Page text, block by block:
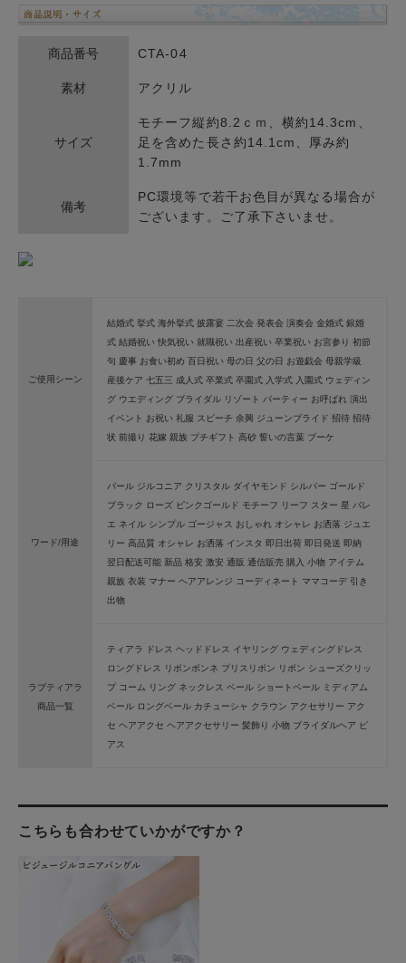
商品番号 CTA-04
素材 アクリル
サイズ
モチーフ縦約8.2ｃｍ、横約14.3cm、
足を含めた長さ約14.1cm、厚み約
1.7mm
備考
PC環境等で若干お色目が異なる場合が
ございます。ご了承下さいませ。
ご使用シーン
結婚式 挙式 海外挙式 披露宴 二次会 発表会 演奏会 金婚式 銀婚
式 結婚祝い 快気祝い 就職祝い 出産祝い 卒業祝い お宮参り 初節
句 慶事 お食い初め 百日祝い 母の日 父の日 お遊戯会 母親学級
産後ケア 七五三 成人式 卒業式 卒園式 入学式 入園式 ウェディン
グ ウエディング ブライダル リゾート パーティー お呼ばれ 演出
イベント お祝い 礼服 スピーチ 余興 ジューンブライド 招待 招待
状 前撮り 花嫁 親族 プチギフト 高砂 誓いの言葉 ブーケ
ワード/用途
パール ジルコニア クリスタル ダイヤモンド シルバー ゴールド
ブラック ローズ ピンクゴールド モチーフ リーフ スター 星 バレ
エ ネイル シンプル ゴージャス おしゃれ オシャレ お洒落 ジュエ
リー 高品質 オシャレ お洒落 インスタ 即日出荷 即日発送 即納
翌日配送可能 新品 格安 激安 通販 通信販売 購入 小物 アイテム
親族 衣装 マナー ヘアアレンジ コーディネート ママコーデ 引き
出物
ラブティアラ
商品一覧
ティアラ ドレス ヘッドドレス イヤリング ウェディングドレス
ロングドレス リボンボンネ プリスリボン リボン シューズクリッ
プ コーム リング ネックレス ベール ショートベール ミディアム
ベール ロングベール カチューシャ クラウン アクセサリー アク
セ ヘアアクセ ヘアアクセサリー 髪飾り 小物 ブライダルヘア ピ
アス
こちらも合わせていかがですか？